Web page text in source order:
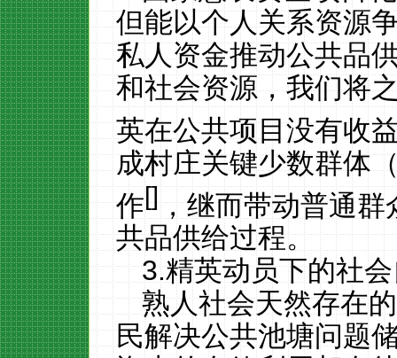
但能以个人关系资源
私人资金推动公共品
和社会资源，我们将
英在公共项目没有收
成村庄关键少数群体
作[]，继而带动普通群
共品供给过程。
3.精英动员下的社
熟人社会天然存在
民解决公共池塘问题